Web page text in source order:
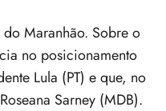
Maranhão. Sobre o
no posicionamento
Lula (PT) e que, no
Sarney (MDB).